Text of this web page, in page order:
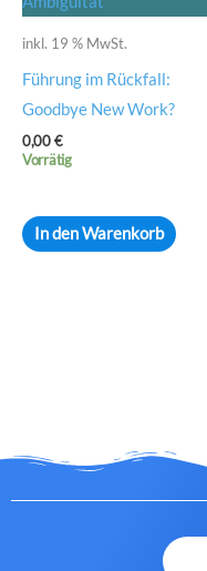
inkl. 19 % MwSt.
Führung im Rückfall:
Goodbye New Work?
0,00€
Vorrätig
In den Warenkorb